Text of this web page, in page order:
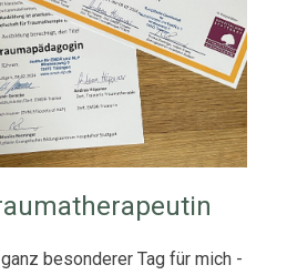
besonderer Tag für mich -